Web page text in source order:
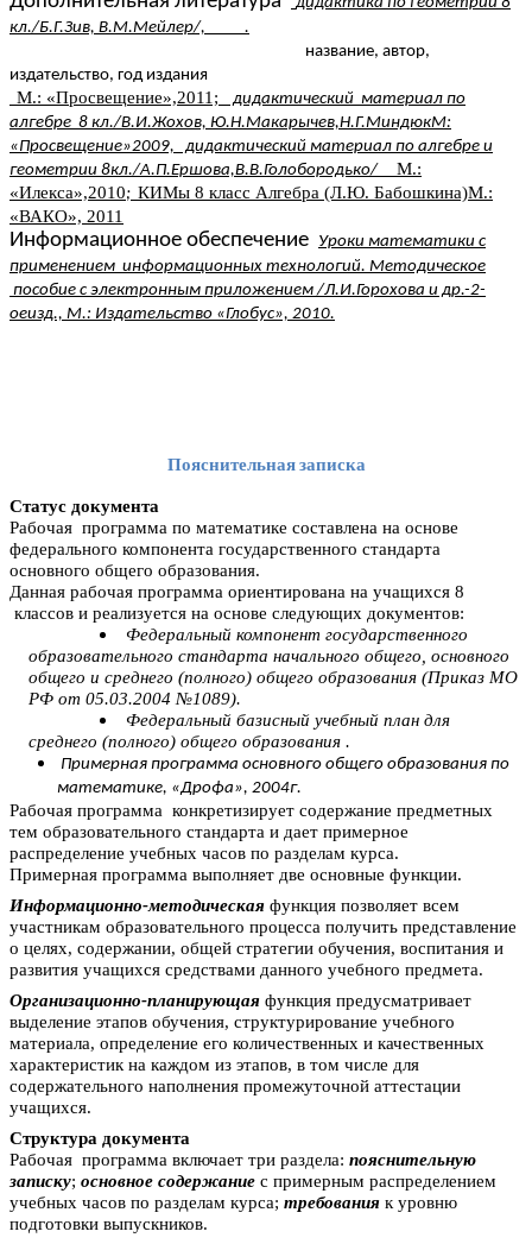
кл./Б.Г.Зив, В.М.Мейлер/, .
название, автор,
издательство, год издания
М.: «Просвещение»,2011; дидактический материал по
алгебре 8 кл./В.И.Жохов, Ю.Н.Макарычев,Н.Г.МиндюкМ:
«Просвещение»2009, дидактический материал по алгебре и
геометрии 8кл./А.П.Ершова,В.В.Голобородько/М.:
«Илекса»,2010; КИМы 8 класс Алгебра (Л.Ю. Бабошкина)М.:
«ВАКО», 2011
Информационное обеспечение Уроки математики с
применением информационных технологий. Методическое
пособие с электронным приложением /Л.И.Горохова и др.-2-
оеизд., М.: Издательство «Глобус», 2010.
Пояснительная записка
Статус документа
Рабочая программа по математике составлена на основе
федерального компонента государственного стандарта
основного общего образования.
Данная рабочая программа ориентирована на учащихся 8
классов и реализуется на основе следующих документов:
Федеральный компонент государственного
образовательного стандарта начального общего, основного
общего и среднего (полного) общего образования (Приказ МО
РФ от 05.03.2004 №1089).
Федеральный базисный учебный план для
среднего (полного) общего образования .
Примерная программа основного общего образования по
математике, «Дрофа», 2004г.
Рабочая программа конкретизирует содержание предметных
тем образовательного стандарта и дает примерное
распределение учебных часов по разделам курса.
Примерная программа выполняет две основные функции.
Информационно-методическая функция позволяет всем
участникам образовательного процесса получить представление
о целях, содержании, общей стратегии обучения, воспитания и
развития учащихся средствами данного учебного предмета.
Организационно-планирующая функция предусматривает
выделение этапов обучения, структурирование учебного
материала, определение его количественных и качественных
характеристик на каждом из этапов, в том числе для
содержательного наполнения промежуточной аттестации
учащихся.
Структура документа
Рабочая программа включает три раздела: пояснительную
записку; основное содержание с примерным распределением
учебных часов по разделам курса; требования к уровню
подготовки выпускников.